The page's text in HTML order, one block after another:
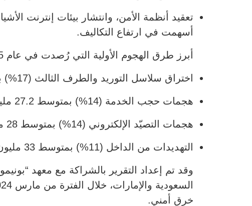
أسهمت في ارتفاع التكاليف.
أبرز طرق الهجوم الأولية التي رُصدت في عام 2025 شملت:
اختراق سلاسل التوريد والطرف الثالث (17%) بمتوسط تكلفة 29.6 مليون ريال
هجمات حجب الخدمة (14%) بمتوسط 27.2 مليون ريال
هجمات التصيّد الإلكتروني (14%) بمتوسط 28 مليون ريال
التهديدات من الداخل (11%) بمتوسط 33 مليون ريال
خرق أمني.